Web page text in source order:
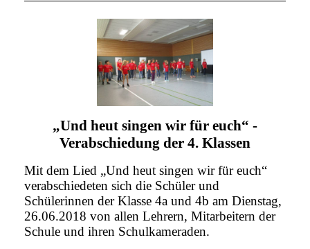
„Und heut singen wir für euch“ -
Verabschiedung der 4. Klassen
Mit dem Lied „Und heut singen wir für euch“
verabschiedeten sich die Schüler und
Schülerinnen der Klasse 4a und 4b am Dienstag,
26.06.2018 von allen Lehrern, Mitarbeitern der
Schule und ihren Schulkameraden.